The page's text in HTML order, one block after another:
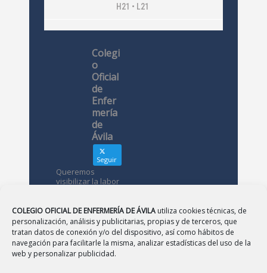
COLEGIO OFICIAL DE ENFERMERÍA DE ÁVILA utiliza cookies técnicas, de
personalización, análisis y publicitarias, propias y de terceros, que
tratan datos de conexión y/o del dispositivo, así como hábitos de
navegación para facilitarle la misma, analizar estadísticas del uso de la
web y personalizar publicidad.
H21 • L21
Colegi
o
Oficial
de
Enfer
mería
de
Ávila
Seguir
Queremos
visibilizar la labor
conoces?
Avatar Colegio
Oficial de